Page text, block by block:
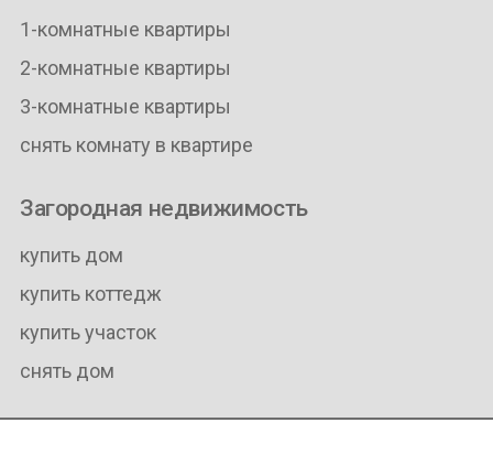
1-комнатные квартиры
2-комнатные квартиры
3-комнатные квартиры
снять комнату в квартире
Загородная недвижимость
купить дом
купить коттедж
купить участок
снять дом